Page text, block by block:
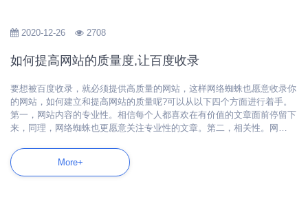
2020-12-26 2708
如何提高网站的质量度,让百度收录
要想被百度收录，就必须提供高质量的网站，这样网络蜘蛛也愿意收录你
的网站，如何建立和提高网站的质量呢?可以从以下四个方面进行着手。
第一，网站内容的专业性。相信每个人都喜欢在有价值的文章面前停留下
来，同理，网络蜘蛛也更愿意关注专业性的文章。第二，相关性。网…
More+